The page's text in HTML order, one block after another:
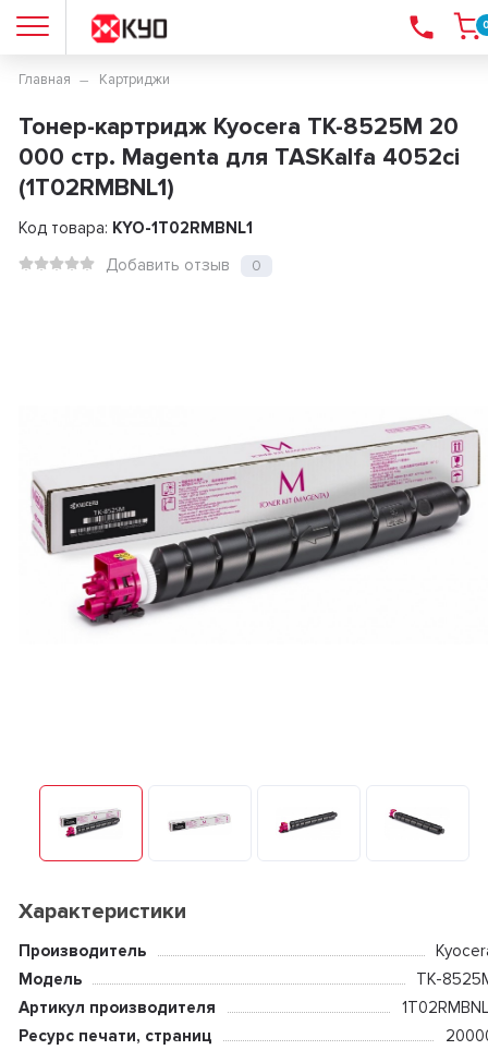
Главная Картриджи
Тонер-картридж Kyocera TK-8525M 20
000 стр. Magenta для TASKalfa 4052ci
(1T02RMBNL1)
Код товара: KYO-1T02RMBNL1
Добавить отзыв
0
Характеристики
Производитель
Модель
TK-
Артикул производителя
Ресурс печати, страниц